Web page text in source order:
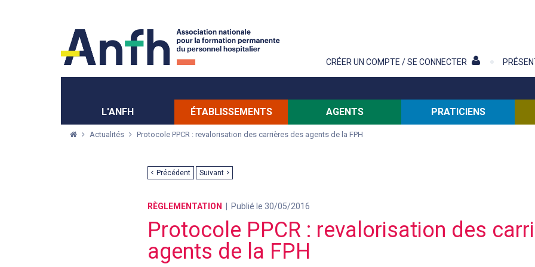
CRÉER UN COMPTE / SE CONNECTER
L'ANFH ÉTABLISSEMENTS AGENTS PRATICIENS
Actualités Protocole PPCR : revalorisation des carrières des agents de la FPH
Précédent Suivant
RÈGLEMENTATION Publié le 30/05/2016
Protocole PPCR : revalorisation des
agents de la FPH